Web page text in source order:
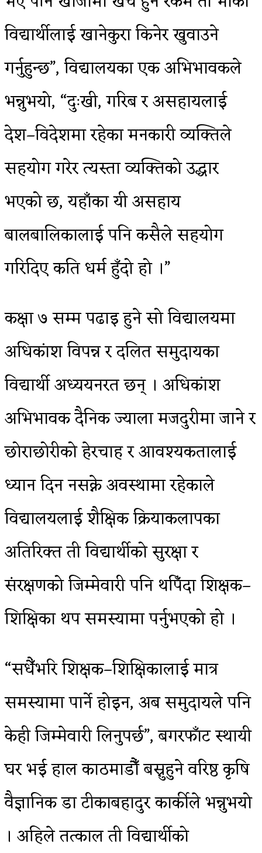
विद्यार्थीलाई खानेकुरा किनेर खुवाउने
गर्नुहुन्छ”, विद्यालयका एक अभिभावकले
भन्नुभयो, “दुःखी, गरिब र असहायलाई
देश–विदेशमा रहेका मनकारी व्यक्तिले
सहयोग गरेर त्यस्ता व्यक्तिको उद्धार
भएको छ, यहाँका यी असहाय
बालबालिकालाई पनि कसैले सहयोग
गरिदिए कति धर्म हुँदो हो ।”
कक्षा ७ सम्म पढाइ हुने सो विद्यालयमा
अधिकांश विपन्न र दलित समुदायका
विद्यार्थी अध्ययनरत छन् । अधिकांश
अभिभावक दैनिक ज्याला मजदुरीमा जाने र
छोराछोरीको हेरचाह र आवश्यकतालाई
ध्यान दिन नसक्ने अवस्थामा रहेकाले
विद्यालयलाई शैक्षिक क्रियाकलापका
अतिरिक्त ती विद्यार्थीको सुरक्षा र
संरक्षणको जिम्मेवारी पनि थपिँदा शिक्षक–
शिक्षिका थप समस्यामा पर्नुभएको हो ।
“सधैँभरि शिक्षक–शिक्षिकालाई मात्र
समस्यामा पार्ने होइन, अब समुदायले पनि
केही जिम्मेवारी लिनुपर्छ”, बगरफाँट स्थायी
घर भई हाल काठमाडौँ बस्नुहुने वरिष्ठ कृषि
वैज्ञानिक डा टीकाबहादुर कार्कीले भन्नुभयो
। अहिले तत्काल ती विद्यार्थीको